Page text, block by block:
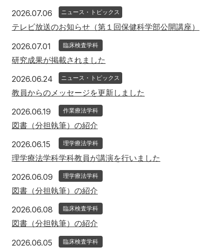
2026.07.06 2026年7月6日
ニュース・トピックス
テレビ放送のお知らせ（第１回保健科学部公開講座）
2026.07.01 2026年7月1日
臨床検査学科
研究成果が掲載されました
2026.06.24 2026年6月24日
ニュース・トピックス
教員からのメッセージを更新しました
2026.06.19 2026年6月19日
作業療法学科
図書（分担執筆）の紹介
2026.06.15 2026年6月15日
理学療法学科
理学療法学科学科教員が講演を行いました
2026.06.09 2026年6月9日
理学療法学科
図書（分担執筆）の紹介
2026.06.08 2026年6月8日
臨床検査学科
図書（分担執筆）の紹介
2026.06.05 2026年6月5日
臨床検査学科